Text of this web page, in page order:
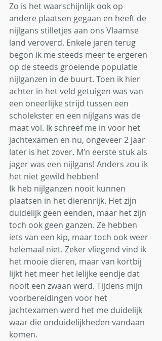
Zo is het waarschijnlijk ook op
andere plaatsen gegaan en heeft de
nijlgans stilletjes aan ons Vlaamse
land veroverd. Enkele jaren terug
begon ik me steeds meer te ergeren
op de steeds groeiende populatie
nijlganzen in de buurt. Toen ik hier
achter in het veld getuigen was van
een oneerlijke strijd tussen een
scholekster en een nijlgans was de
maat vol. Ik schreef me in voor het
jachtexamen en nu, ongeveer 2 jaar
later is het zover. M’n eerste stuk als
jager was een nijlgans! Anders zou ik
het niet gewild hebben!
Ik heb nijlganzen nooit kunnen
plaatsen in het dierenrijk. Het zijn
duidelijk geen eenden, maar het zijn
toch ook geen ganzen. Ze hebben
iets van een kip, maar toch ook weer
helemaal niet. Zeker vliegend vind ik
het mooie dieren, maar van kortbij
lijkt het meer het lelijke eendje dat
nooit een zwaan werd. Tijdens mijn
voorbereidingen voor het
jachtexamen werd het me duidelijk
waar die onduidelijkheden vandaan
komen.